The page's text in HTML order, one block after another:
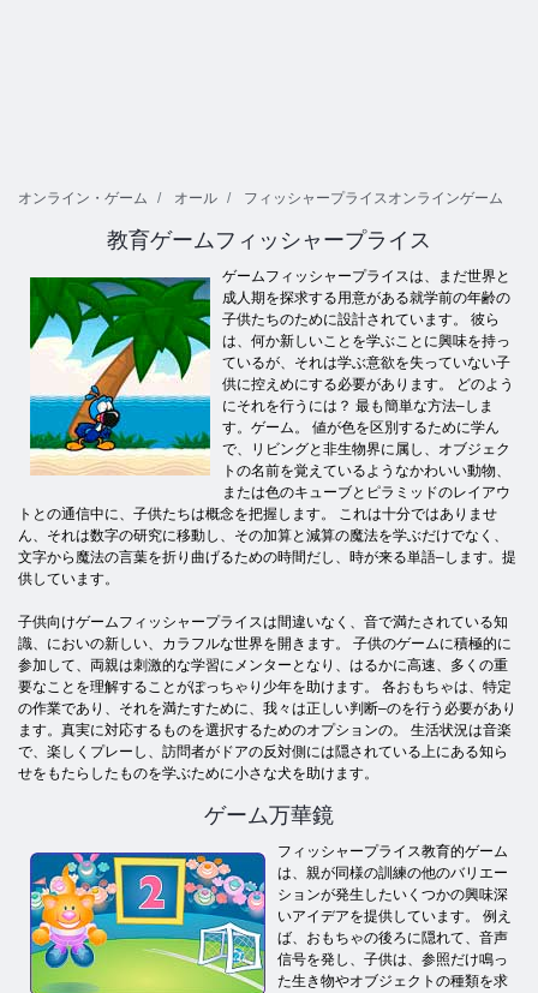
オンライン・ゲーム オール フィッシャープライスオンラインゲーム
教育ゲームフィッシャープライス
ゲームフィッシャープライスは、まだ世界と
成人期を探求する用意がある就学前の年齢の
子供たちのために設計されています。 彼ら
は、何か新しいことを学ぶことに興味を持っ
ているが、それは学ぶ意欲を失っていない子
供に控えめにする必要があります。 どのよう
にそれを行うには？ 最も簡単な方法–しま
す。ゲーム。 値が色を区別するために学ん
で、リビングと非生物界に属し、オブジェク
トの名前を覚えているようなかわいい動物、
または色のキューブとピラミッドのレイアウ
トとの通信中に、子供たちは概念を把握します。 これは十分ではありませ
ん、それは数字の研究に移動し、その加算と減算の魔法を学ぶだけでなく、
文字から魔法の言葉を折り曲げるための時間だし、時が来る単語–します。提
供しています。
子供向けゲームフィッシャープライスは間違いなく、音で満たされている知
識、においの新しい、カラフルな世界を開きます。 子供のゲームに積極的に
参加して、両親は刺激的な学習にメンターとなり、はるかに高速、多くの重
要なことを理解することがぽっちゃり少年を助けます。 各おもちゃは、特定
の作業であり、それを満たすために、我々は正しい判断–のを行う必要があり
ます。真実に対応するものを選択するためのオプションの。 生活状況は音楽
で、楽しくプレーし、訪問者がドアの反対側には隠されている上にある知ら
せをもたらしたものを学ぶために小さな犬を助けます。
ゲーム万華鏡
フィッシャープライス教育的ゲーム
は、親が同様の訓練の他のバリエー
ションが発生したいくつかの興味深
いアイデアを提供しています。 例え
ば、おもちゃの後ろに隠れて、音声
信号を発し、子供は、参照だけ鳴っ
た生き物やオブジェクトの種類を求